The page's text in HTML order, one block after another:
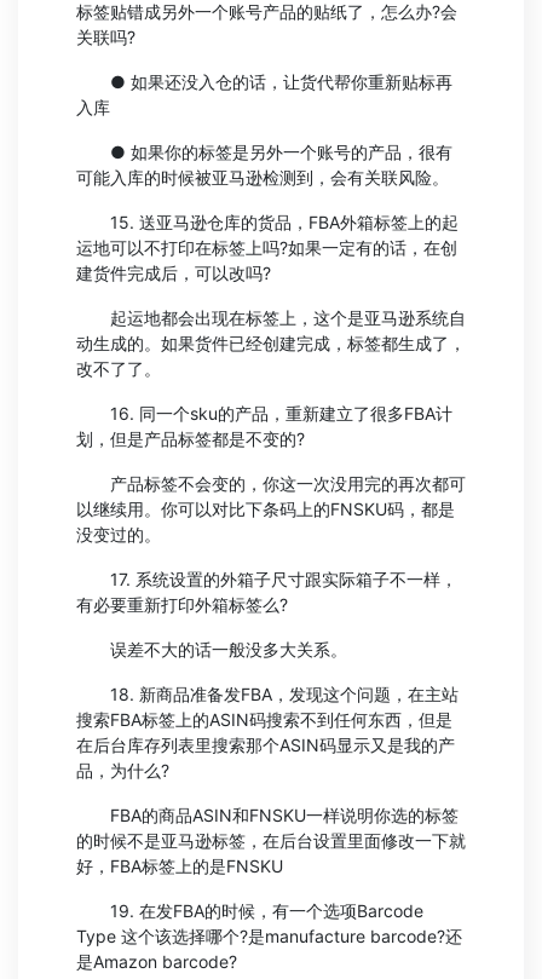
标签贴错成另外一个账号产品的贴纸了，怎么办?会
关联吗?
● 如果还没入仓的话，让货代帮你重新贴标再
入库
● 如果你的标签是另外一个账号的产品，很有
可能入库的时候被亚马逊检测到，会有关联风险。
15. 送亚马逊仓库的货品，FBA外箱标签上的起
运地可以不打印在标签上吗?如果一定有的话，在创
建货件完成后，可以改吗?
起运地都会出现在标签上，这个是亚马逊系统自
动生成的。如果货件已经创建完成，标签都生成了，
改不了了。
16. 同一个sku的产品，重新建立了很多FBA计
划，但是产品标签都是不变的?
产品标签不会变的，你这一次没用完的再次都可
以继续用。你可以对比下条码上的FNSKU码，都是
没变过的。
17. 系统设置的外箱子尺寸跟实际箱子不一样，
有必要重新打印外箱标签么?
误差不大的话一般没多大关系。
18. 新商品准备发FBA，发现这个问题，在主站
搜索FBA标签上的ASIN码搜索不到任何东西，但是
在后台库存列表里搜索那个ASIN码显示又是我的产
品，为什么?
FBA的商品ASIN和FNSKU一样说明你选的标签
的时候不是亚马逊标签，在后台设置里面修改一下就
好，FBA标签上的是FNSKU
19. 在发FBA的时候，有一个选项Barcode
Type 这个该选择哪个?是manufacture barcode?还
是Amazon barcode?